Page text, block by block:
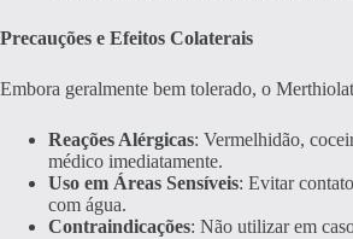
Precauções e Efeitos Colaterais
Embora geralmente bem tolerado, o
Reações Alérgicas: Vermelhidão,
médico imediatamente.
Uso em Áreas Sensíveis: Evitar
com água.
Contraindicações: Não utilizar em